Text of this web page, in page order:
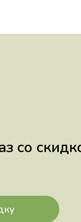
со